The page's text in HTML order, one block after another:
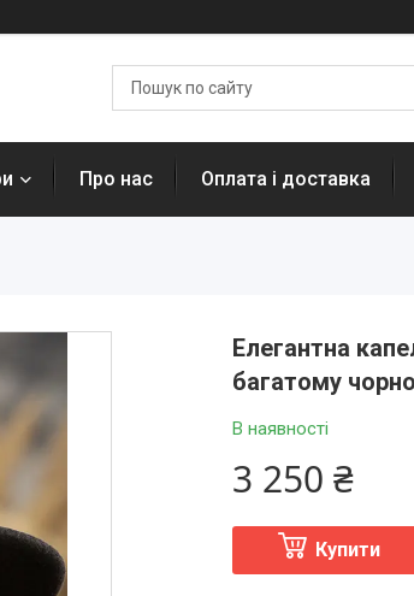
Про нас Оплата і доставка
Елегантна
багатому
В наявності
3 250 ₴
Купити